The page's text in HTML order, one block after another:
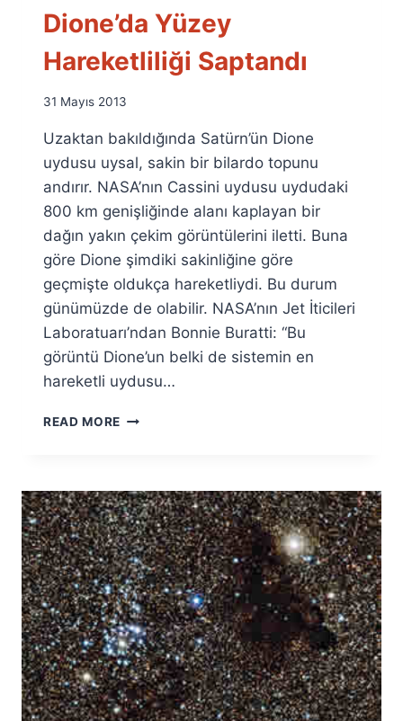
Dione’da Yüzey
Hareketliliği Saptandı
By
Fuat
Özyar
31 Mayıs 2013
Uzaktan bakıldığında Satürn’ün Dione
uydusu uysal, sakin bir bilardo topunu
andırır. NASA’nın Cassini uydusu uydudaki
800 km genişliğinde alanı kaplayan bir
dağın yakın çekim görüntülerini iletti. Buna
göre Dione şimdiki sakinliğine göre
geçmişte oldukça hareketliydi. Bu durum
günümüzde de olabilir. NASA’nın Jet İticileri
Laboratuarı’ndan Bonnie Buratti: “Bu
görüntü Dione’un belki de sistemin en
hareketli uydusu…
READ MORE DIONE’DA